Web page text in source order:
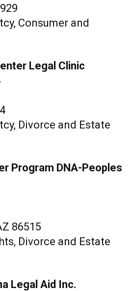
Consumer and
Legal Clinic
Divorce and Estate
Program DNA-Peoples
86515
Divorce and Estate
Legal Aid Inc.